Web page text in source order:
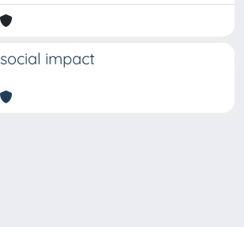
social impact